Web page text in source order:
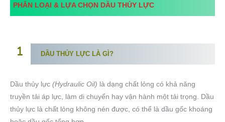
PHÂN LOẠI & LỰA CHỌN DẦU THỦY LỰC
DẦU THỦY LỰC LÀ GÌ?
Dầu thủy lực (Hydraulic Oil) là dạng chất lỏng có khả năng
truyền tải áp lực, làm di chuyển hay vận hành một tải trọng. Dầu
thủy lực là chất lỏng không nén được, có thể là dầu gốc khoáng